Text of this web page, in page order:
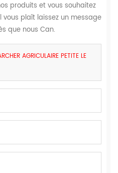
produits et vous souhaitez
plaît laissez un message
que nous Can.
AGRICULAIRE PETITE LE